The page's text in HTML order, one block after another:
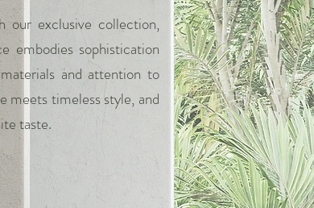
our exclusive collection,
embodies sophistication
and attention to
meets timeless style, and
taste.